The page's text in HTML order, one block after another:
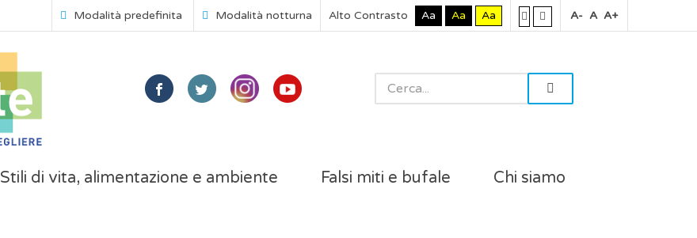
Modalità predefinita Modalità notturna Alto Contrasto Aa Aa Aa A- A A+
Stili di vita, alimentazione e ambiente Falsi miti e bufale Chi siamo